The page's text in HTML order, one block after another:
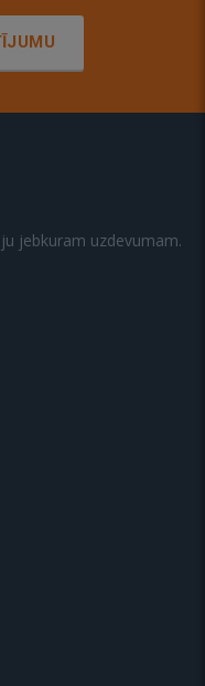
jebkuram uzdevumam.